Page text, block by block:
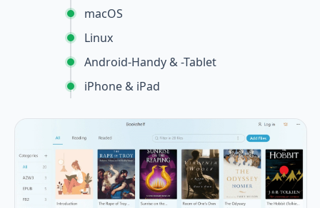
macOS
Linux
Android-Handy & -Tablet
iPhone & iPad